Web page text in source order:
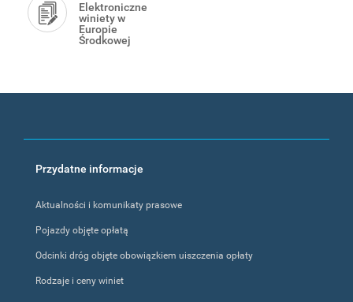
Elektroniczne
winiety w
Europie
Środkowej
Footer
Przydatne informacje
Aktualności i komunikaty prasowe
Pojazdy objęte opłatą
Odcinki dróg objęte obowiązkiem uiszczenia opłaty
Rodzaje i ceny winiet